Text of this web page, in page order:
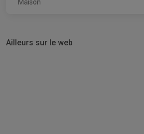
Maison
Ailleurs sur le web